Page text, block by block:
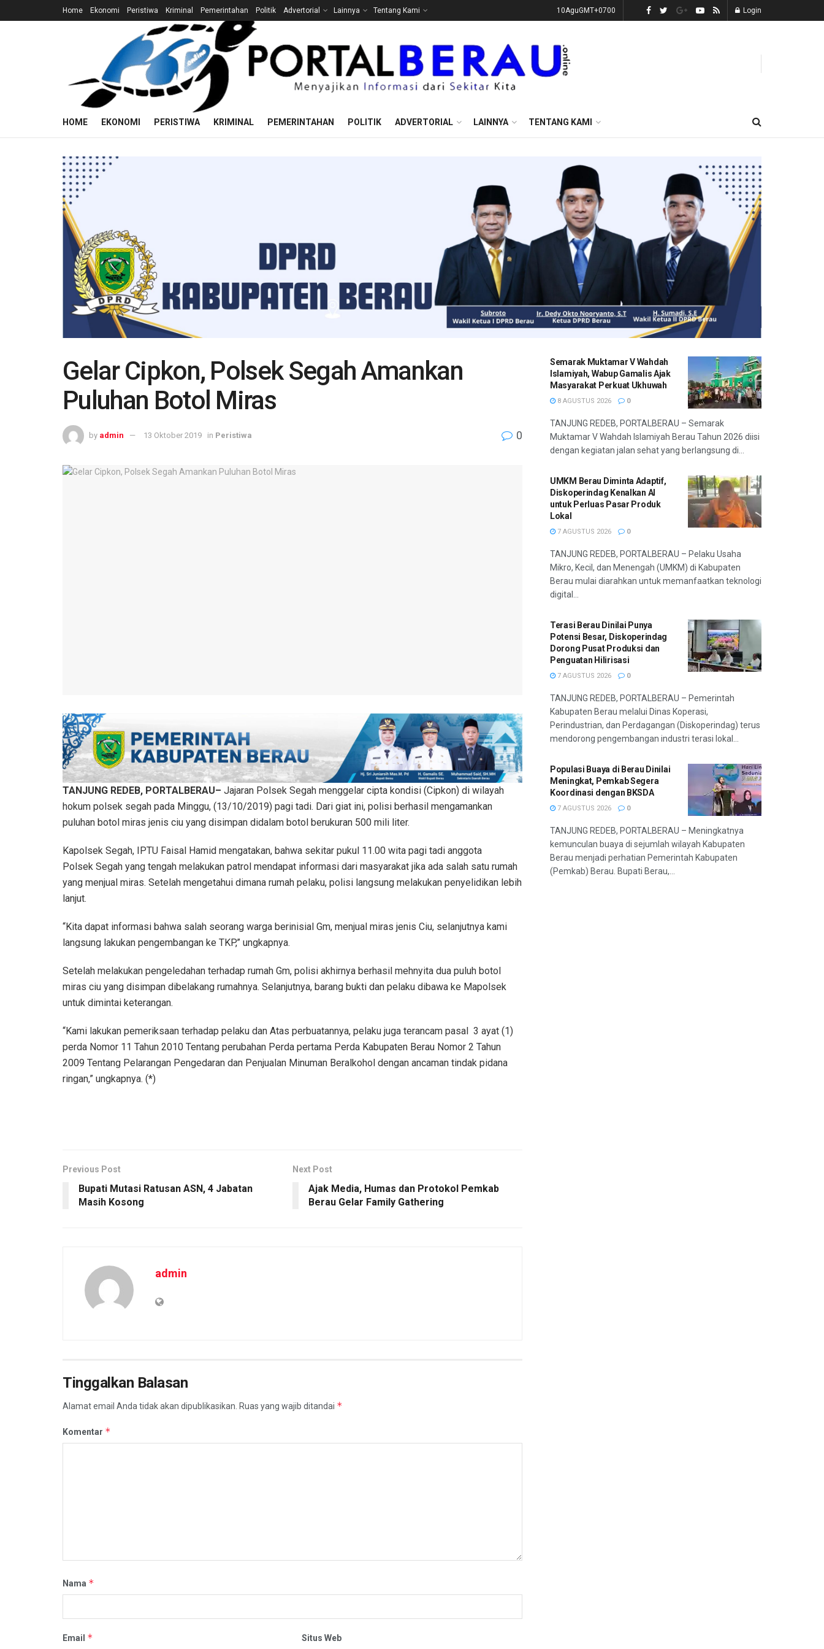
Home Ekonomi Peristiwa Kriminal Pemerintahan Politik Advertorial Lainnya Tentang Kami 10AguGMT+0700 Login
HOME EKONOMI PERISTIWA KRIMINAL PEMERINTAHAN POLITIK ADVERTORIAL LAINNYA TENTANG KAMI
Gelar Cipkon, Polsek Segah Amankan
Puluhan Botol Miras
by admin 13 Oktober 2019 in Peristiwa 0
TANJUNG REDEB, PORTALBERAU– Jajaran Polsek Segah menggelar cipta kondisi (Cipkon) di wilayah
hokum polsek segah pada Minggu, (13/10/2019) pagi tadi. Dari giat ini, polisi berhasil mengamankan
puluhan botol miras jenis ciu yang disimpan didalam botol berukuran 500 mili liter.
Kapolsek Segah, IPTU Faisal Hamid mengatakan, bahwa sekitar pukul 11.00 wita pagi tadi anggota
Polsek Segah yang tengah melakukan patrol mendapat informasi dari masyarakat jika ada salah satu rumah
yang menjual miras. Setelah mengetahui dimana rumah pelaku, polisi langsung melakukan penyelidikan lebih
lanjut.
“Kita dapat informasi bahwa salah seorang warga berinisial Gm, menjual miras jenis Ciu, selanjutnya kami
langsung lakukan pengembangan ke TKP,” ungkapnya.
Setelah melakukan pengeledahan terhadap rumah Gm, polisi akhirnya berhasil mehnyita dua puluh botol
miras ciu yang disimpan dibelakang rumahnya. Selanjutnya, barang bukti dan pelaku dibawa ke Mapolsek
untuk dimintai keterangan.
“Kami lakukan pemeriksaan terhadap pelaku dan Atas perbuatannya, pelaku juga terancam pasal 3 ayat (1)
perda Nomor 11 Tahun 2010 Tentang perubahan Perda pertama Perda Kabupaten Berau Nomor 2 Tahun
2009 Tentang Pelarangan Pengedaran dan Penjualan Minuman Beralkohol dengan ancaman tindak pidana
ringan,” ungkapnya. (*)
Previous Post
Bupati Mutasi Ratusan ASN, 4 Jabatan
Masih Kosong
Next Post
Ajak Media, Humas dan Protokol Pemkab
Berau Gelar Family Gathering
admin
Tinggalkan Balasan
Alamat email Anda tidak akan dipublikasikan. Ruas yang wajib ditandai *
Komentar *
Nama *
Email * Situs Web
Semarak Muktamar V Wahdah
Islamiyah, Wabup Gamalis Ajak
Masyarakat Perkuat Ukhuwah
8 AGUSTUS 2026 0
TANJUNG REDEB, PORTALBERAU – Semarak
Muktamar V Wahdah Islamiyah Berau Tahun 2026 diisi
dengan kegiatan jalan sehat yang berlangsung di...
UMKM Berau Diminta Adaptif,
Diskoperindag Kenalkan AI
untuk Perluas Pasar Produk
Lokal
7 AGUSTUS 2026 0
TANJUNG REDEB, PORTALBERAU – Pelaku Usaha
Mikro, Kecil, dan Menengah (UMKM) di Kabupaten
Berau mulai diarahkan untuk memanfaatkan teknologi
digital...
Terasi Berau Dinilai Punya
Potensi Besar, Diskoperindag
Dorong Pusat Produksi dan
Penguatan Hilirisasi
7 AGUSTUS 2026 0
TANJUNG REDEB, PORTALBERAU – Pemerintah
Kabupaten Berau melalui Dinas Koperasi,
Perindustrian, dan Perdagangan (Diskoperindag) terus
mendorong pengembangan industri terasi lokal...
Populasi Buaya di Berau Dinilai
Meningkat, Pemkab Segera
Koordinasi dengan BKSDA
7 AGUSTUS 2026 0
TANJUNG REDEB, PORTALBERAU – Meningkatnya
kemunculan buaya di sejumlah wilayah Kabupaten
Berau menjadi perhatian Pemerintah Kabupaten
(Pemkab) Berau. Bupati Berau,...